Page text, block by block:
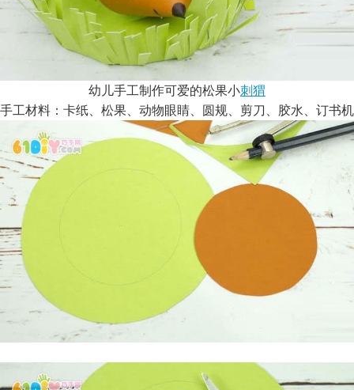
幼儿手工制作可爱的松果小刺猬
手工材料：卡纸、松果、动物眼睛、圆规、剪刀、胶水、订书机